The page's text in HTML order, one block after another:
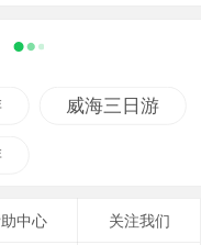
山、和尚洞、万亩林
威海三日游
中心 关注我们